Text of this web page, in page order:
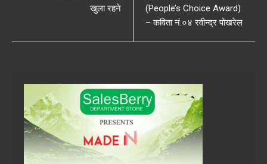
खुला रहने
(People’s Choice Award)
– कविता नं:०४ रवीन्द्र पोखरेल